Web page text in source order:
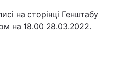
на сторінці Генштабу
на 18.00 28.03.2022.